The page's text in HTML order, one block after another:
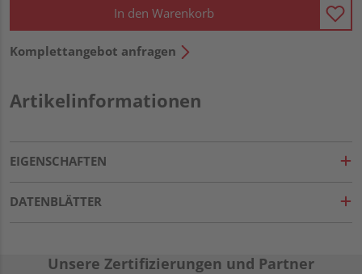
In den Warenkorb
Komplettangebot anfragen
Artikelinformationen
EIGENSCHAFTEN
DATENBLÄTTER
Unsere Zertifizierungen und Partner